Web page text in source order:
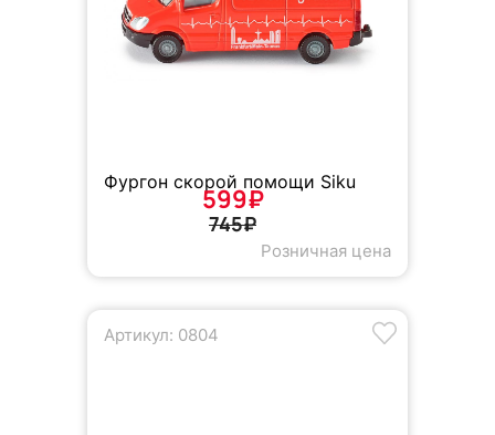
Фургон скорой помощи Siku
599₽
745₽
Розничная цена
Артикул: 0804